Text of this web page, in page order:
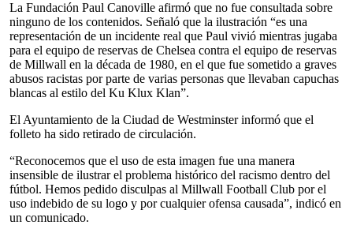
La Fundación Paul Canoville afirmó que no fue consultada sobre
ninguno de los contenidos. Señaló que la ilustración “es una
representación de un incidente real que Paul vivió mientras jugaba
para el equipo de reservas de Chelsea contra el equipo de reservas
de Millwall en la década de 1980, en el que fue sometido a graves
abusos racistas por parte de varias personas que llevaban capuchas
blancas al estilo del Ku Klux Klan”.
El Ayuntamiento de la Ciudad de Westminster informó que el
folleto ha sido retirado de circulación.
“Reconocemos que el uso de esta imagen fue una manera
insensible de ilustrar el problema histórico del racismo dentro del
fútbol. Hemos pedido disculpas al Millwall Football Club por el
uso indebido de su logo y por cualquier ofensa causada”, indicó en
un comunicado.